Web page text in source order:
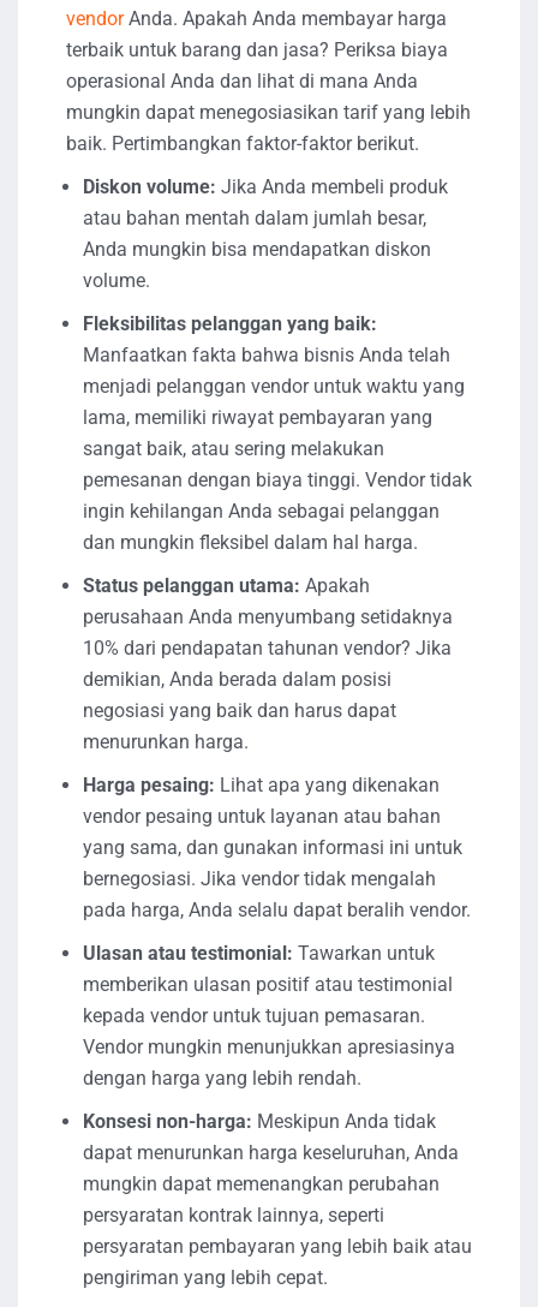
vendorAnda. Apakah Anda membayar harga
terbaik untuk barang dan jasa? Periksa biaya
operasional Anda dan lihat di mana Anda
mungkin dapat menegosiasikan tarif yang lebih
baik. Pertimbangkan faktor-faktor berikut.
Diskon volume: Jika Anda membeli produk
atau bahan mentah dalam jumlah besar,
Anda mungkin bisa mendapatkan diskon
volume.
Fleksibilitas pelanggan yang baik:
Manfaatkan fakta bahwa bisnis Anda telah
menjadi pelanggan vendor untuk waktu yang
lama, memiliki riwayat pembayaran yang
sangat baik, atau sering melakukan
pemesanan dengan biaya tinggi. Vendor tidak
ingin kehilangan Anda sebagai pelanggan
dan mungkin fleksibel dalam hal harga.
Status pelanggan utama: Apakah
perusahaan Anda menyumbang setidaknya
10% dari pendapatan tahunan vendor? Jika
demikian, Anda berada dalam posisi
negosiasi yang baik dan harus dapat
menurunkan harga.
Harga pesaing: Lihat apa yang dikenakan
vendor pesaing untuk layanan atau bahan
yang sama, dan gunakan informasi ini untuk
bernegosiasi. Jika vendor tidak mengalah
pada harga, Anda selalu dapat beralih vendor.
Ulasan atau testimonial: Tawarkan untuk
memberikan ulasan positif atau testimonial
kepada vendor untuk tujuan pemasaran.
Vendor mungkin menunjukkan apresiasinya
dengan harga yang lebih rendah.
Konsesi non-harga: Meskipun Anda tidak
dapat menurunkan harga keseluruhan, Anda
mungkin dapat memenangkan perubahan
persyaratan kontrak lainnya, seperti
persyaratan pembayaran yang lebih baik atau
pengiriman yang lebih cepat.